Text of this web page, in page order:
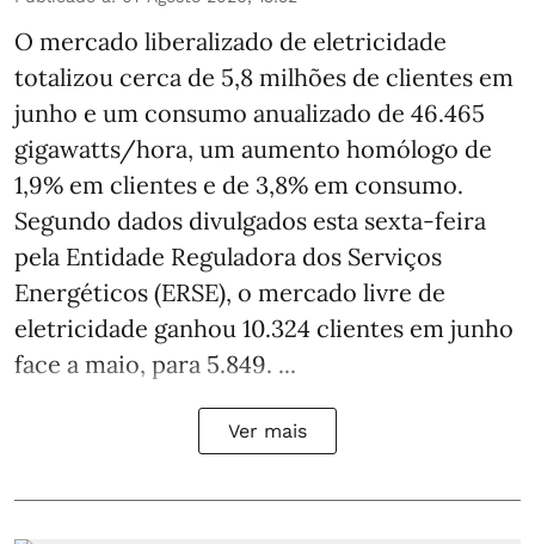
O mercado liberalizado de eletricidade
totalizou cerca de 5,8 milhões de clientes em
junho e um consumo anualizado de 46.465
gigawatts/hora, um aumento homólogo de
1,9% em clientes e de 3,8% em consumo.
Segundo dados divulgados esta sexta-feira
pela Entidade Reguladora dos Serviços
Energéticos (ERSE), o mercado livre de
eletricidade ganhou 10.324 clientes em junho
face a maio, para 5.849. ...
Ver mais